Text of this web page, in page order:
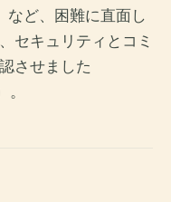
など、困難に直面し
セキュリティとコミ
させました
。